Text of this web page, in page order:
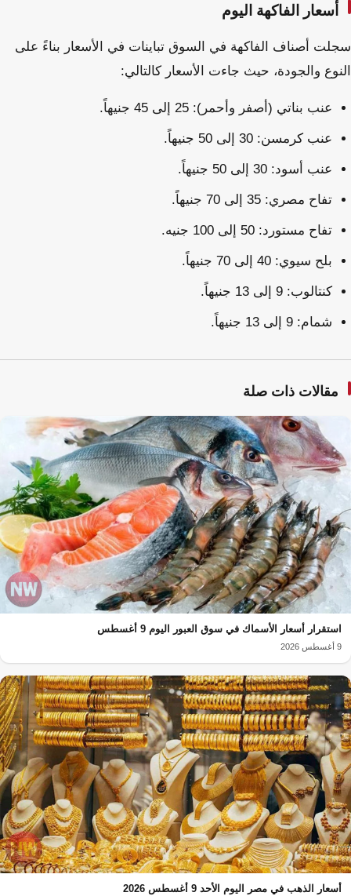
أسعار الفاكهة اليوم
سجلت أصناف الفاكهة في السوق تباينات في الأسعار بناءً على
النوع والجودة، حيث جاءت الأسعار كالتالي:
عنب بناتي (أصفر وأحمر): 25 إلى 45 جنيهاً.
عنب كرمسن: 30 إلى 50 جنيهاً.
عنب أسود: 30 إلى 50 جنيهاً.
تفاح مصري: 35 إلى 70 جنيهاً.
تفاح مستورد: 50 إلى 100 جنيه.
بلح سيوي: 40 إلى 70 جنيهاً.
كنتالوب: 9 إلى 13 جنيهاً.
شمام: 9 إلى 13 جنيهاً.
مقالات ذات صلة
استقرار أسعار الأسماك في سوق العبور اليوم 9 أغسطس
9 أغسطس 2026
أسعار الذهب في مصر اليوم الأحد 9 أغسطس 2026